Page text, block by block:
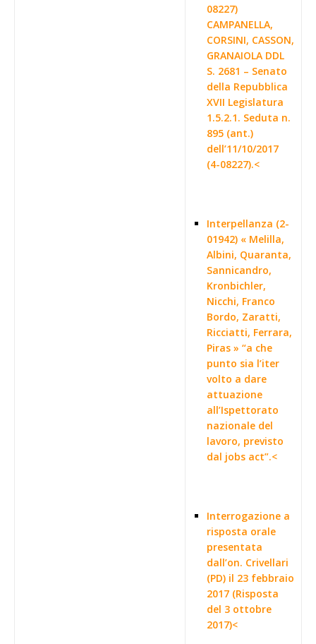
08227)
CAMPANELLA,
CORSINI, CASSON,
GRANAIOLA DDL
S. 2681 – Senato
della Repubblica
XVII Legislatura
1.5.2.1. Seduta n.
895 (ant.)
dell’11/10/2017
(4-08227).<
Interpellanza (2-
01942) « Melilla,
Albini, Quaranta,
Sannicandro,
Kronbichler,
Nicchi, Franco
Bordo, Zaratti,
Ricciatti, Ferrara,
Piras » “a che
punto sia l’iter
volto a dare
attuazione
all’Ispettorato
nazionale del
lavoro, previsto
dal jobs act”.<
Interrogazione a
risposta orale
presentata
dall’on. Crivellari
(PD) il 23 febbraio
2017 (Risposta
del 3 ottobre
2017)<